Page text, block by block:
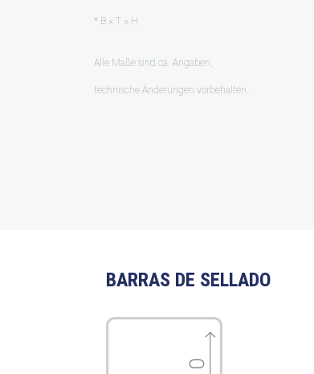
* B × T × H
Alle Maße sind ca. Angaben,
technische Änderungen vorbehalten.
BARRAS DE SELLADO